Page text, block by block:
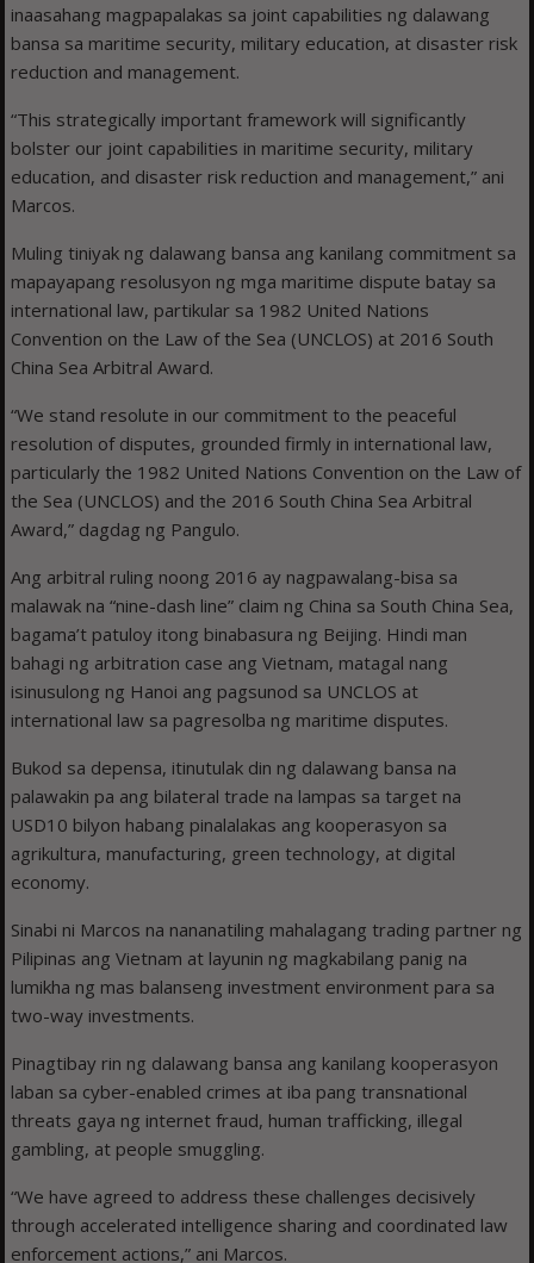
inaasahang magpapalakas sa joint capabilities ng dalawang
bansa sa maritime security, military education, at disaster risk
reduction and management.
“This strategically important framework will significantly
bolster our joint capabilities in maritime security, military
education, and disaster risk reduction and management,” ani
Marcos.
Muling tiniyak ng dalawang bansa ang kanilang commitment sa
mapayapang resolusyon ng mga maritime dispute batay sa
international law, partikular sa 1982 United Nations
Convention on the Law of the Sea (UNCLOS) at 2016 South
China Sea Arbitral Award.
“We stand resolute in our commitment to the peaceful
resolution of disputes, grounded firmly in international law,
particularly the 1982 United Nations Convention on the Law of
the Sea (UNCLOS) and the 2016 South China Sea Arbitral
Award,” dagdag ng Pangulo.
Ang arbitral ruling noong 2016 ay nagpawalang-bisa sa
malawak na “nine-dash line” claim ng China sa South China Sea,
bagama’t patuloy itong binabasura ng Beijing. Hindi man
bahagi ng arbitration case ang Vietnam, matagal nang
isinusulong ng Hanoi ang pagsunod sa UNCLOS at
international law sa pagresolba ng maritime disputes.
Bukod sa depensa, itinutulak din ng dalawang bansa na
palawakin pa ang bilateral trade na lampas sa target na
USD10 bilyon habang pinalalakas ang kooperasyon sa
agrikultura, manufacturing, green technology, at digital
economy.
Sinabi ni Marcos na nananatiling mahalagang trading partner ng
Pilipinas ang Vietnam at layunin ng magkabilang panig na
lumikha ng mas balanseng investment environment para sa
two-way investments.
Pinagtibay rin ng dalawang bansa ang kanilang kooperasyon
laban sa cyber-enabled crimes at iba pang transnational
threats gaya ng internet fraud, human trafficking, illegal
gambling, at people smuggling.
“We have agreed to address these challenges decisively
through accelerated intelligence sharing and coordinated law
enforcement actions,” ani Marcos.